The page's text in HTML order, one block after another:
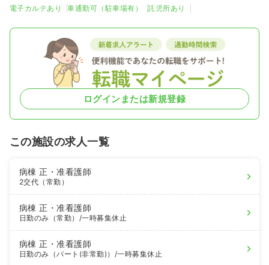
電子カルテあり 車通勤可（駐車場有） 託児所あり
ログインまたは新規登録
この施設の求人一覧
病棟正・准看護師
2交代（常勤）
病棟正・准看護師
日勤のみ（常勤） /一時募集休止
病棟正・准看護師
日勤のみ（パート(非常勤)） /一時募集休止